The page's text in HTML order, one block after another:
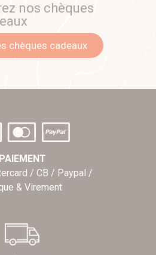
nos chèques
chèques cadeaux
PAIEMENT
/ CB / Paypal /
& Virement